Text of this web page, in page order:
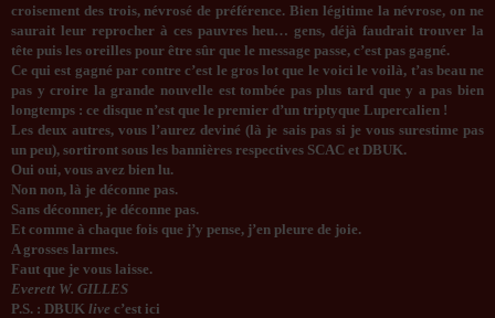
croisement des trois, névrosé de préférence. Bien légitime la névrose, on ne
saurait leur reprocher à ces pauvres heu… gens, déjà faudrait trouver la
tête puis les oreilles pour être sûr que le message passe, c’est pas gagné.
Ce qui est gagné par contre c’est le gros lot que le voici le voilà, t’as beau ne
pas y croire la grande nouvelle est tombée pas plus tard que y a pas bien
longtemps : ce disque n’est que le premier d’un triptyque Lupercalien !
Les deux autres, vous l’aurez deviné (là je sais pas si je vous surestime pas
un peu), sortiront sous les bannières respectives SCAC et DBUK.
Oui oui, vous avez bien lu.
Non non, là je déconne pas.
Sans déconner, je déconne pas.
Et comme à chaque fois que j’y pense, j’en pleure de joie.
A grosses larmes.
Faut que je vous laisse.
Everett W. GILLES
P.S. : DBUK live c’est ici